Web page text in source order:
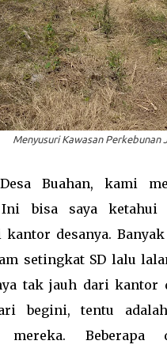
Menyusuri Kawasan Perkebunan
Buahan, kami
bisa saya ketahui
kantor desanya.
setingkat SD lalu
tak jauh dari kantor
begini, tentu
mereka. Beberapa